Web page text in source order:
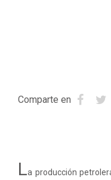
Comparte en
La producción